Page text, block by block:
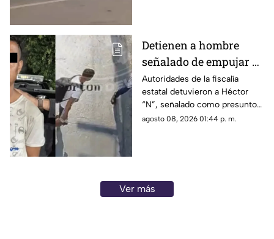
Detienen a hombre
señalado de empujar a
adulto mayor que
murió arrollado por
tráiler
Autoridades de la fiscalía
estatal detuvieron a Héctor
“N”, señalado como presunto
responsable de empujar a un
agosto 08, 2026 01:44 p. m.
Ver más